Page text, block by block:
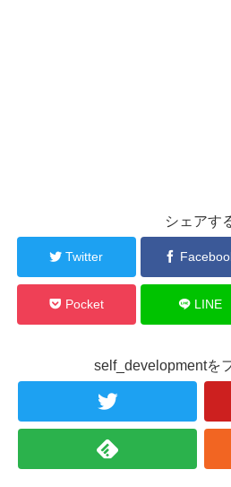
シェアす
Twitter
Pocket LINE
self_developmentを